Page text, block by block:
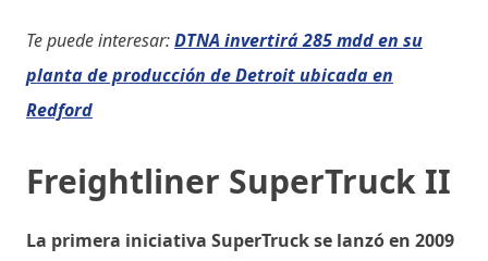
Te puede interesar:DTNA invertirá 285 mdd en su
planta de producción de Detroit ubicada en
Redford
Freightliner SuperTruck II
La primera iniciativa SuperTruck se lanzó en 2009